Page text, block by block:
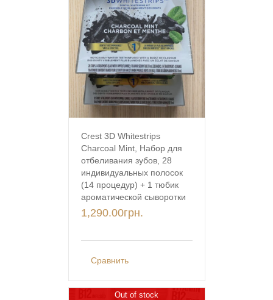
Crest 3D Whitestrips
Charcoal Mint, Набор для
отбеливания зубов, 28
индивидуальных полосок
(14 процедур) + 1 тюбик
ароматической сыворотки
1,290.00грн.
Сравнить
Out of stock